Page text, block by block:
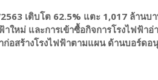
เติบโต 62.5% แตะ 1,017 ล้านบ
ใหม่ และการเข้าซื้อกิจการโรงไฟฟ้าอ่
อสร้างโรงไฟฟ้าตามแผน ด้านบอร์ดอ